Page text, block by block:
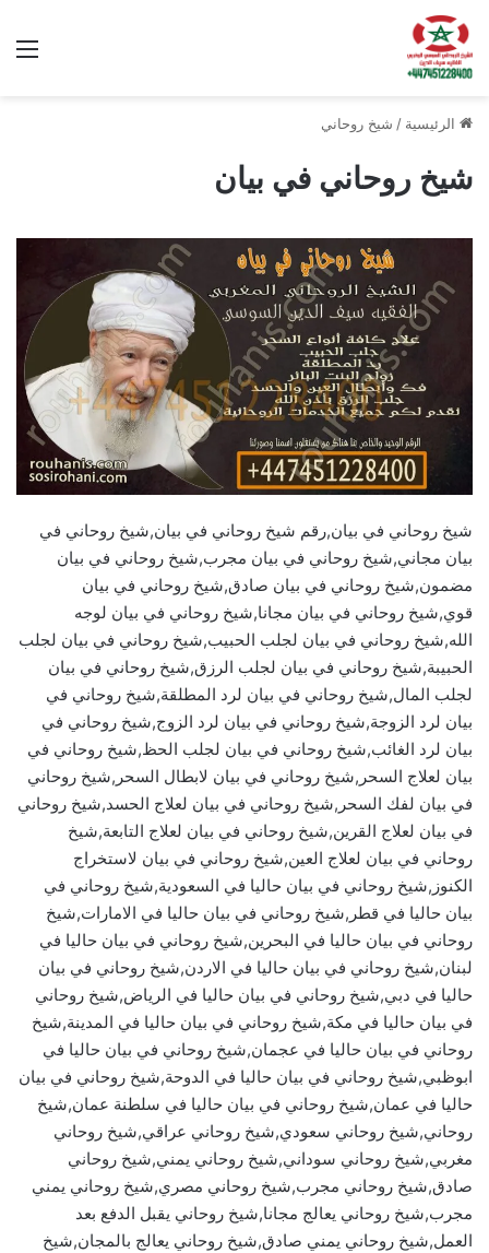
الرئيسية / شيخ روحاني
شيخ روحاني في بيان
شيخ روحاني في بيان,رقم شيخ روحاني في بيان,شيخ روحاني في
بيان مجاني,شيخ روحاني في بيان مجرب,شيخ روحاني في بيان
مضمون,شيخ روحاني في بيان صادق,شيخ روحاني في بيان
قوي,شيخ روحاني في بيان مجانا,شيخ روحاني في بيان لوجه
الله,شيخ روحاني في بيان لجلب الحبيب,شيخ روحاني في بيان لجلب
الحبيبة,شيخ روحاني في بيان لجلب الرزق,شيخ روحاني في بيان
لجلب المال,شيخ روحاني في بيان لرد المطلقة,شيخ روحاني في
بيان لرد الزوجة,شيخ روحاني في بيان لرد الزوج,شيخ روحاني في
بيان لرد الغائب,شيخ روحاني في بيان لجلب الحظ,شيخ روحاني في
بيان لعلاج السحر,شيخ روحاني في بيان لابطال السحر,شيخ روحاني
في بيان لفك السحر,شيخ روحاني في بيان لعلاج الحسد,شيخ روحاني
في بيان لعلاج القرين,شيخ روحاني في بيان لعلاج التابعة,شيخ
روحاني في بيان لعلاج العين,شيخ روحاني في بيان لاستخراج
الكنوز,شيخ روحاني في بيان حاليا في السعودية,شيخ روحاني في
بيان حاليا في قطر,شيخ روحاني في بيان حاليا في الامارات,شيخ
روحاني في بيان حاليا في البحرين,شيخ روحاني في بيان حاليا في
لبنان,شيخ روحاني في بيان حاليا في الاردن,شيخ روحاني في بيان
حاليا في دبي,شيخ روحاني في بيان حاليا في الرياض,شيخ روحاني
في بيان حاليا في مكة,شيخ روحاني في بيان حاليا في المدينة,شيخ
روحاني في بيان حاليا في عجمان,شيخ روحاني في بيان حاليا في
ابوظبي,شيخ روحاني في بيان حاليا في الدوحة,شيخ روحاني في بيان
حاليا في عمان,شيخ روحاني في بيان حاليا في سلطنة عمان,شيخ
روحاني,شيخ روحاني سعودي,شيخ روحاني عراقي,شيخ روحاني
مغربي,شيخ روحاني سوداني,شيخ روحاني يمني,شيخ روحاني
صادق,شيخ روحاني مجرب,شيخ روحاني مصري,شيخ روحاني يمني
مجرب,شيخ روحاني يعالج مجانا,شيخ روحاني يقبل الدفع بعد
العمل,شيخ روحاني يمني صادق,شيخ روحاني يعالج بالمجان,شيخ